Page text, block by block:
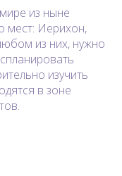
из ныне
мест: Иерихон,
из них, нужно
изучить
в зоне